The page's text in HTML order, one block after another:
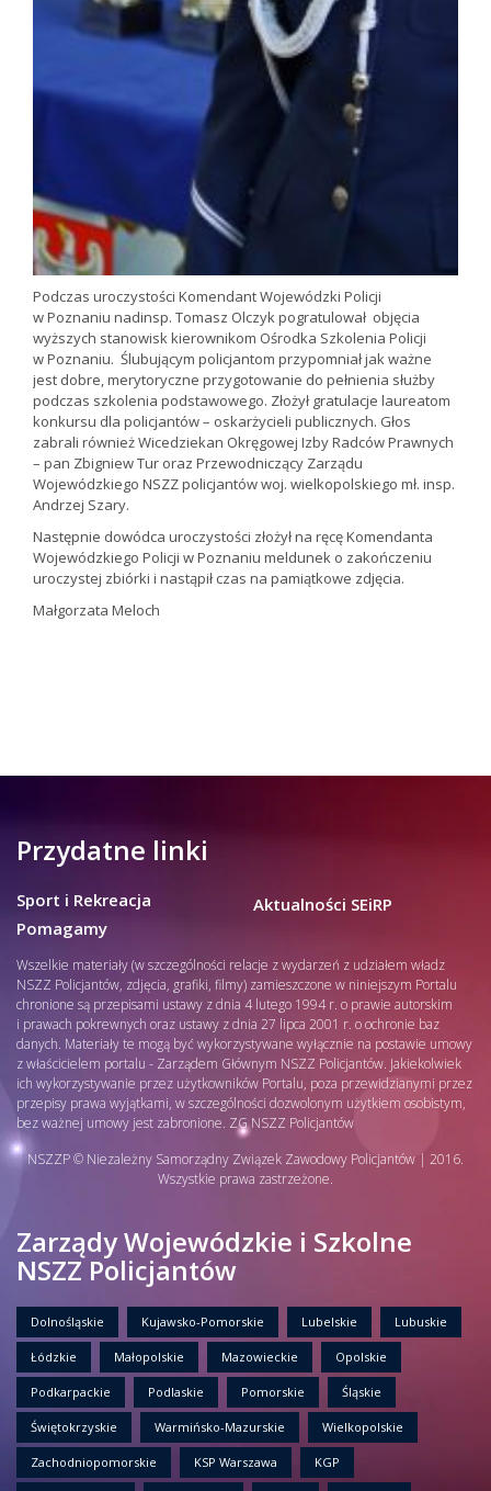
Podczas uroczystości Komendant Wojewódzki Policji
w Poznaniu nadinsp. Tomasz Olczyk pogratulował objęcia
wyższych stanowisk kierownikom Ośrodka Szkolenia Policji
w Poznaniu. Ślubującym policjantom przypomniał jak ważne
jest dobre, merytoryczne przygotowanie do pełnienia służby
podczas szkolenia podstawowego. Złożył gratulacje laureatom
konkursu dla policjantów – oskarżycieli publicznych. Głos
zabrali również Wicedziekan Okręgowej Izby Radców Prawnych
– pan Zbigniew Tur oraz Przewodniczący Zarządu
Wojewódzkiego NSZZ policjantów woj. wielkopolskiego mł. insp.
Andrzej Szary.
Następnie dowódca uroczystości złożył na ręcę Komendanta
Wojewódzkiego Policji w Poznaniu meldunek o zakończeniu
uroczystej zbiórki i nastąpił czas na pamiątkowe zdjęcia.
Małgorzata Meloch
Przydatne linki
Sport i Rekreacja
Pomagamy
Aktualności SEiRP
Wszelkie materiały (w szczególności relacje z wydarzeń z udziałem władz
NSZZ Policjantów, zdjęcia, grafiki, filmy) zamieszczone w niniejszym Portalu
chronione są przepisami ustawy z dnia 4 lutego 1994 r. o prawie autorskim
i prawach pokrewnych oraz ustawy z dnia 27 lipca 2001 r. o ochronie baz
danych. Materiały te mogą być wykorzystywane wyłącznie na postawie umowy
z właścicielem portalu - Zarządem Głównym NSZZ Policjantów. Jakiekolwiek
ich wykorzystywanie przez użytkowników Portalu, poza przewidzianymi przez
przepisy prawa wyjątkami, w szczególności dozwolonym użytkiem osobistym,
bez ważnej umowy jest zabronione. ZG NSZZ Policjantów
NSZZP © Niezależny Samorządny Związek Zawodowy Policjantów | 2016.
Wszystkie prawa zastrzeżone.
Zarządy Wojewódzkie i Szkolne
NSZZ Policjantów
Dolnośląskie Kujawsko-Pomorskie Lubelskie Lubuskie
Łódzkie Małopolskie Mazowieckie Opolskie
Podkarpackie Podlaskie Pomorskie Śląskie
Świętokrzyskie Warmińsko-Mazurskie Wielkopolskie
Zachodniopomorskie KSP Warszawa KGP